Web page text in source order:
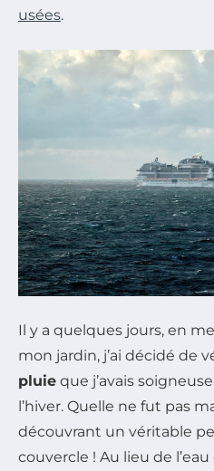
usées.
Il y a quelques jours, en
mon jardin, j’ai décidé de
pluie que j’avais
l’hiver. Quelle ne fut pas
découvrant un véritable
couvercle ! Au lieu de l’eau